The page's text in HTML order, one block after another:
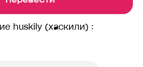
huskily (хаскили) :